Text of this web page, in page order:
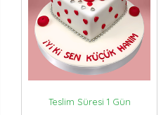
Teslim Süresi 1 Gün